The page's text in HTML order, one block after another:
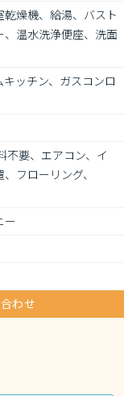
燥機、給湯、バスト
温水洗浄便座、洗面
ッチン、ガスコンロ
不要、エアコン、イ
フローリング、
ー
わせ